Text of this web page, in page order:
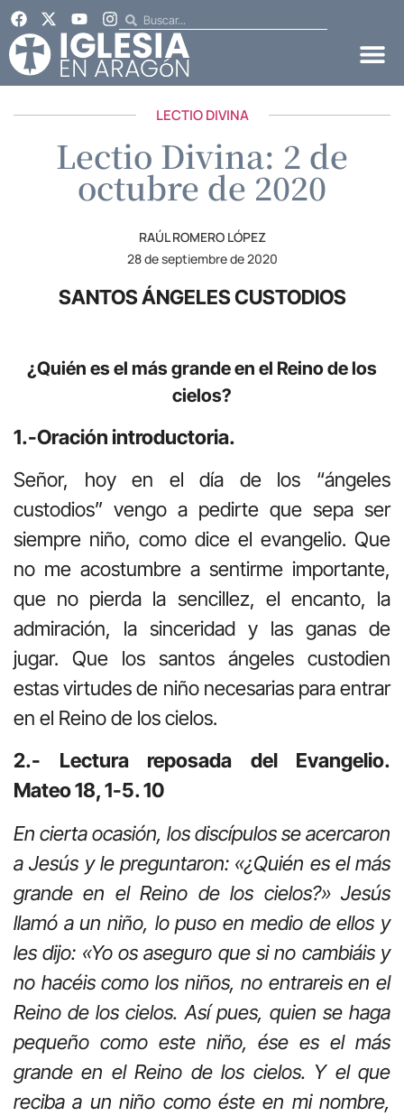
LECTIO DIVINA
Lectio Divina: 2 de
octubre de 2020
RAÚL ROMERO LÓPEZ
28 de septiembre de 2020
SANTOS ÁNGELES CUSTODIOS
¿Quién es el más grande en el Reino de los
cielos?
1.-Oración introductoria.
Señor, hoy en el día de los “ángeles
custodios” vengo a pedirte que sepa ser
siempre niño, como dice el evangelio. Que
no me acostumbre a sentirme importante,
que no pierda la sencillez, el encanto, la
admiración, la sinceridad y las ganas de
jugar. Que los santos ángeles custodien
estas virtudes de niño necesarias para entrar
en el Reino de los cielos.
2.- Lectura reposada del Evangelio.
Mateo 18, 1-5. 10
En cierta ocasión, los discípulos se acercaron
a Jesús y le preguntaron: «¿Quién es el más
grande en el Reino de los cielos?» Jesús
llamó a un niño, lo puso en medio de ellos y
les dijo: «Yo os aseguro que si no cambiáis y
no hacéis como los niños, no entrareis en el
Reino de los cielos. Así pues, quien se haga
pequeño como este niño, ése es el más
grande en el Reino de los cielos. Y el que
reciba a un niño como éste en mi nombre,